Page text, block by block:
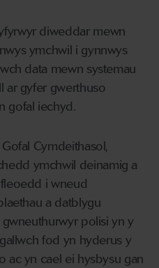
diweddar mewn
ymchwil i gynnwys
data mewn systemau
ar gyfer gwerthuso
gofal iechyd.
Cymdeithasol,
ymchwil deinamig a
i wneud
a datblygu
polisi yn y
fod yn hyderus y
ac yn cael ei hysbysu gan